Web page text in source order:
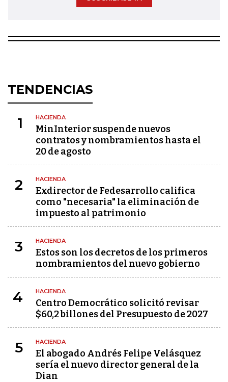
TENDENCIAS
1 HACIENDA
MinInterior suspende nuevos
contratos y nombramientos hasta el
20 de agosto
2 HACIENDA
Exdirector de Fedesarrollo califica
como "necesaria" la eliminación de
impuesto al patrimonio
3 HACIENDA
Estos son los decretos de los primeros
nombramientos del nuevo gobierno
4 HACIENDA
Centro Democrático solicitó revisar
$60,2 billones del Presupuesto de 2027
5 HACIENDA
El abogado Andrés Felipe Velásquez
sería el nuevo director general de la
Dian